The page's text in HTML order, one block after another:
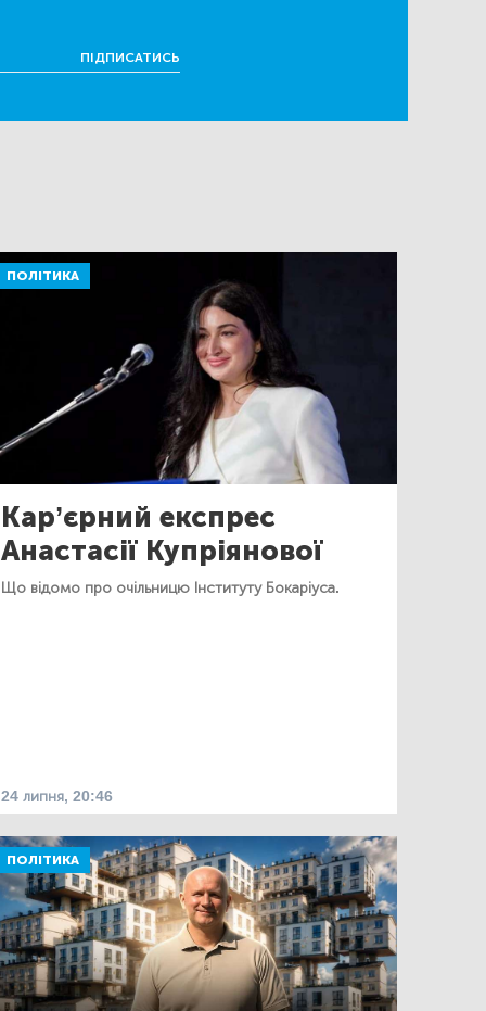
ПІДПИСАТИСЬ
ПОЛІТИКА
Кар’єрний експрес
Анастасії Купріянової
Що відомо про очільницю Інституту Бокаріуса.
24 липня, 20:46
ПОЛІТИКА